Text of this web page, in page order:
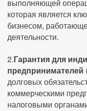
выполняющей
которая является
бизнесом,
деятельности.
2.Гарантия для
предпринимателей
долговых
коммерческими
налоговыми